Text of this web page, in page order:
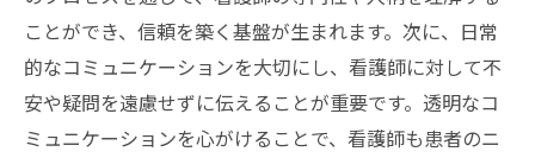
訪問看護の終了時期を決める基準
訪問看護の質を維持するための連絡手段
訪問看護を最大限に活用するための事前準備
訪問看護開始前の自己チェックリスト
ことができ、信頼を築く基盤が生まれます。次に、日常
的なコミュニケーションを大切にし、看護師に対して不
安や疑問を遠慮せずに伝えることが重要です。透明なコ
ミュニケーションを心がけることで、看護師も患者のニ